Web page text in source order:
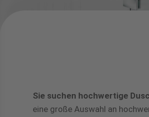
Sie suchen hochwertige
eine große Auswahl an